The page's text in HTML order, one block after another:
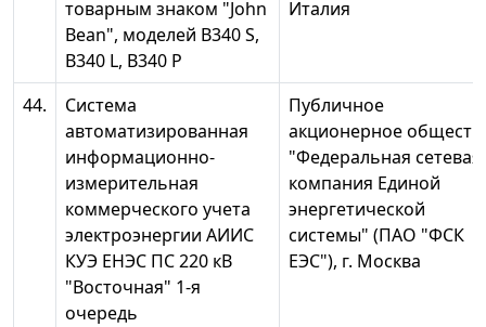
товарным знаком "John
Bean", моделей В340 S,
B340 L, B340 Р
Италия
44.
Система
автоматизированная
информационно-
измерительная
коммерческого учета
электроэнергии АИИС
КУЭ ЕНЭС ПС 220 кВ
"Восточная" 1-я
очередь
Публичное
акционерное
"Федеральная сетевая
компания Единой
энергетической
системы" (ПАО "ФСК
ЕЭС"), г. Москва